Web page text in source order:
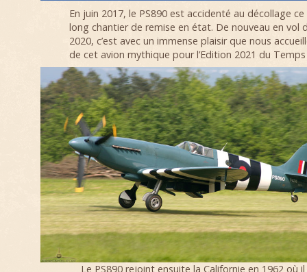
En juin 2017, le PS890 est accidenté au décollage
long chantier de remise en état. De nouveau en vol
2020, c’est avec un immense plaisir que nous
de cet avion mythique pour l’Edition 2021 du
Le PS890 rejoint ensuite la Californie en 1962 où